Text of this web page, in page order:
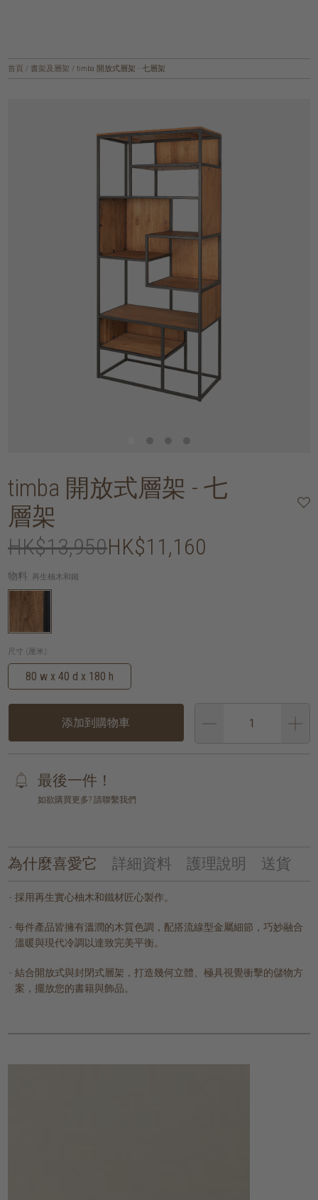
首頁 / 書架及層架 / timba 開放式層架 - 七層架
timba 開放式層架 - 七
層架
HK$13,950HK$11,160
物料: 再生柚木和鐵
尺寸 (厘米):
80 w x 40 d x 180 h
添加到購物車
最後一件！
如欲購買更多? 請聯繫我們
為什麼喜愛它 詳細資料 護理說明 送貨
採用再生實心柚木和鐵材匠心製作。
每件產品皆擁有溫潤的木質色調，配搭流線型金屬細節，巧妙融合
溫暖與現代冷調以達致完美平衡。
結合開放式與封閉式層架，打造幾何立體、極具視覺衝擊的儲物方
案，擺放您的書籍與飾品。